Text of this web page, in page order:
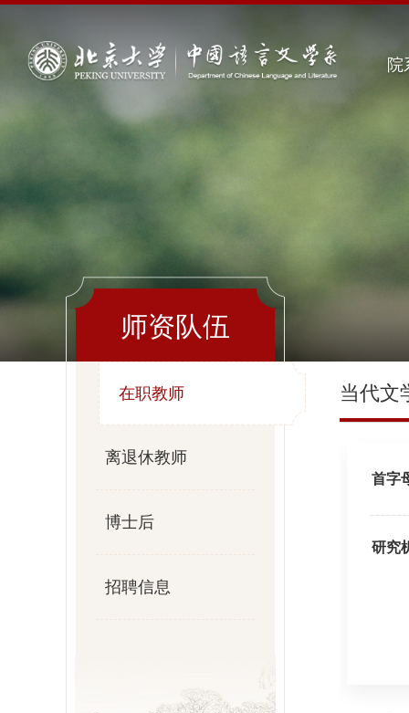
院
师资队伍
在职教师
离退休教师
博士后
招聘信息
当代文
首字
研究